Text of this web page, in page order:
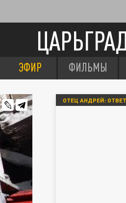
ЭФИР ФИЛЬМЫ
ОТЕЦ АНДРЕЙ: